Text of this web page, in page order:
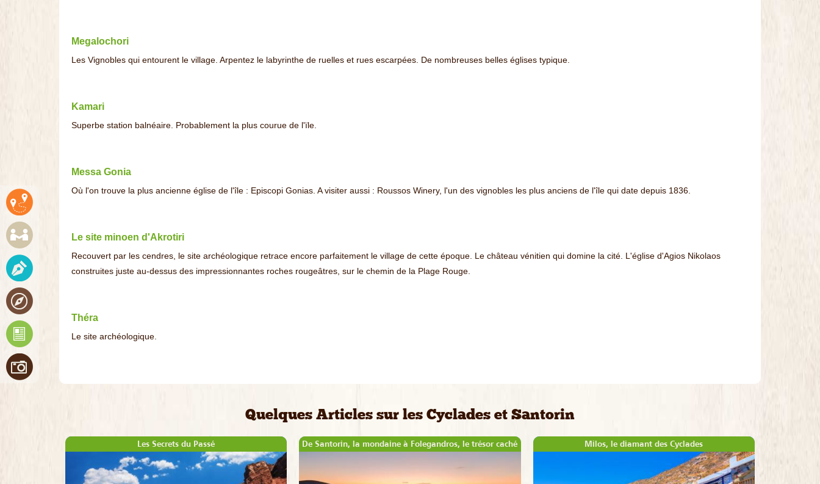
Megalochori
Les Vignobles qui entourent le village. Arpentez le labyrinthe de ruelles et rues escarpées. De nombreuses belles églises typique.
Kamari
Superbe station balnéaire. Probablement la plus courue de l'ïle.
Messa Gonia
Où l'on trouve la plus ancienne église de l'île : Episcopi Gonias. A visiter aussi : Roussos Winery, l'un des vignobles les plus anciens de l'île qui date depuis 1836.
Le site minoen d'Akrotiri
Recouvert par les cendres, le site archéologique retrace encore parfaitement le village de cette époque. Le château vénitien qui domine la cité. L'église d'Agios Nikolaos
construites juste au-dessus des impressionnantes roches rougeâtres, sur le chemin de la Plage Rouge.
Théra
Le site archéologique.
Quelques Articles sur les Cyclades et Santorin
Les Secrets du Passé De Santorin, la mondaine à Folegandros, le trésor caché Milos, le diamant des Cyclades